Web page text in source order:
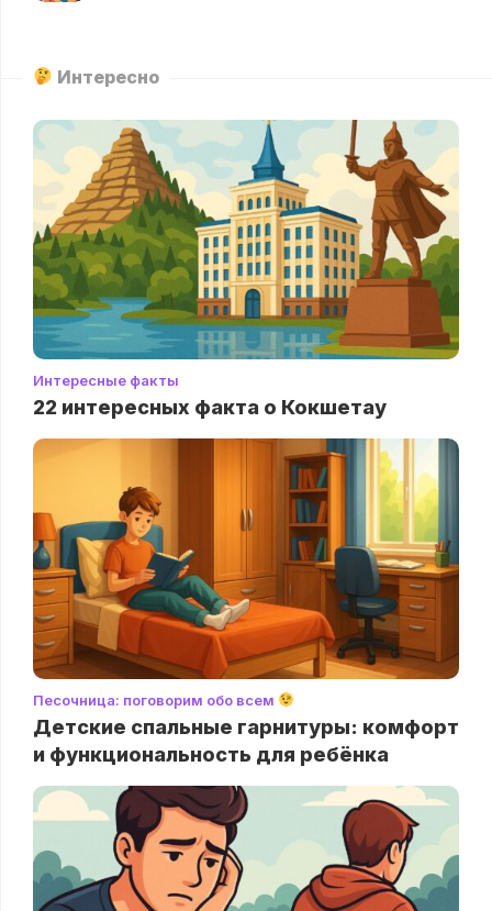
Интересно
Интересные факты
22 интересных факта о Кокшетау
Песочница: поговорим обо всем
Детские спальные гарнитуры: комфорт
и функциональность для ребёнка